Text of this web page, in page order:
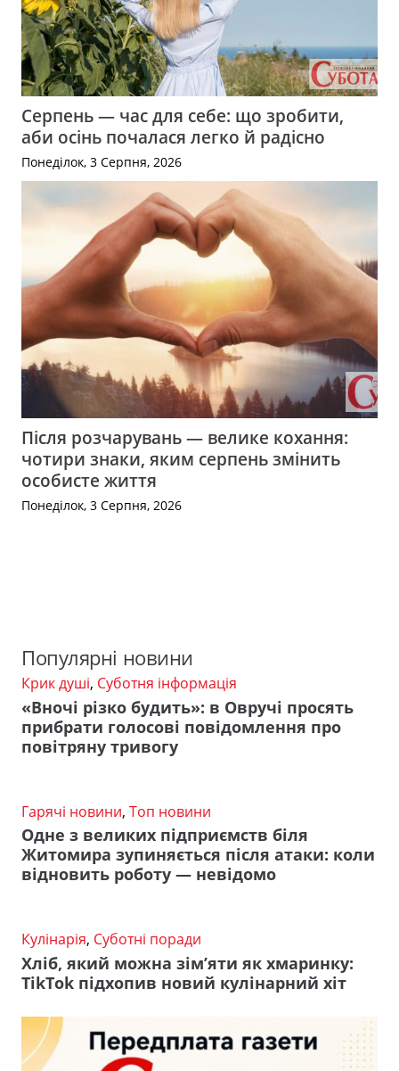
Серпень — час для себе: що зробити,
аби осінь почалася легко й радісно
Понеділок, 3 Серпня, 2026
Після розчарувань — велике кохання:
чотири знаки, яким серпень змінить
особисте життя
Понеділок, 3 Серпня, 2026
Популярні новини
Крик душі, Суботня інформація
«Вночі різко будить»: в Овручі просять
прибрати голосові повідомлення про
повітряну тривогу
Гарячі новини, Топ новини
Одне з великих підприємств біля
Житомира зупиняється після атаки: коли
відновить роботу — невідомо
Кулінарія, Суботні поради
Хліб, який можна зім’яти як хмаринку:
TikTok підхопив новий кулінарний хіт